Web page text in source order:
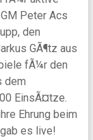
Peter Acs
den
GÃ¶tz aus
fÃ¼r den
dem
EinsÃ¤tze.
Ehrung beim
es live!